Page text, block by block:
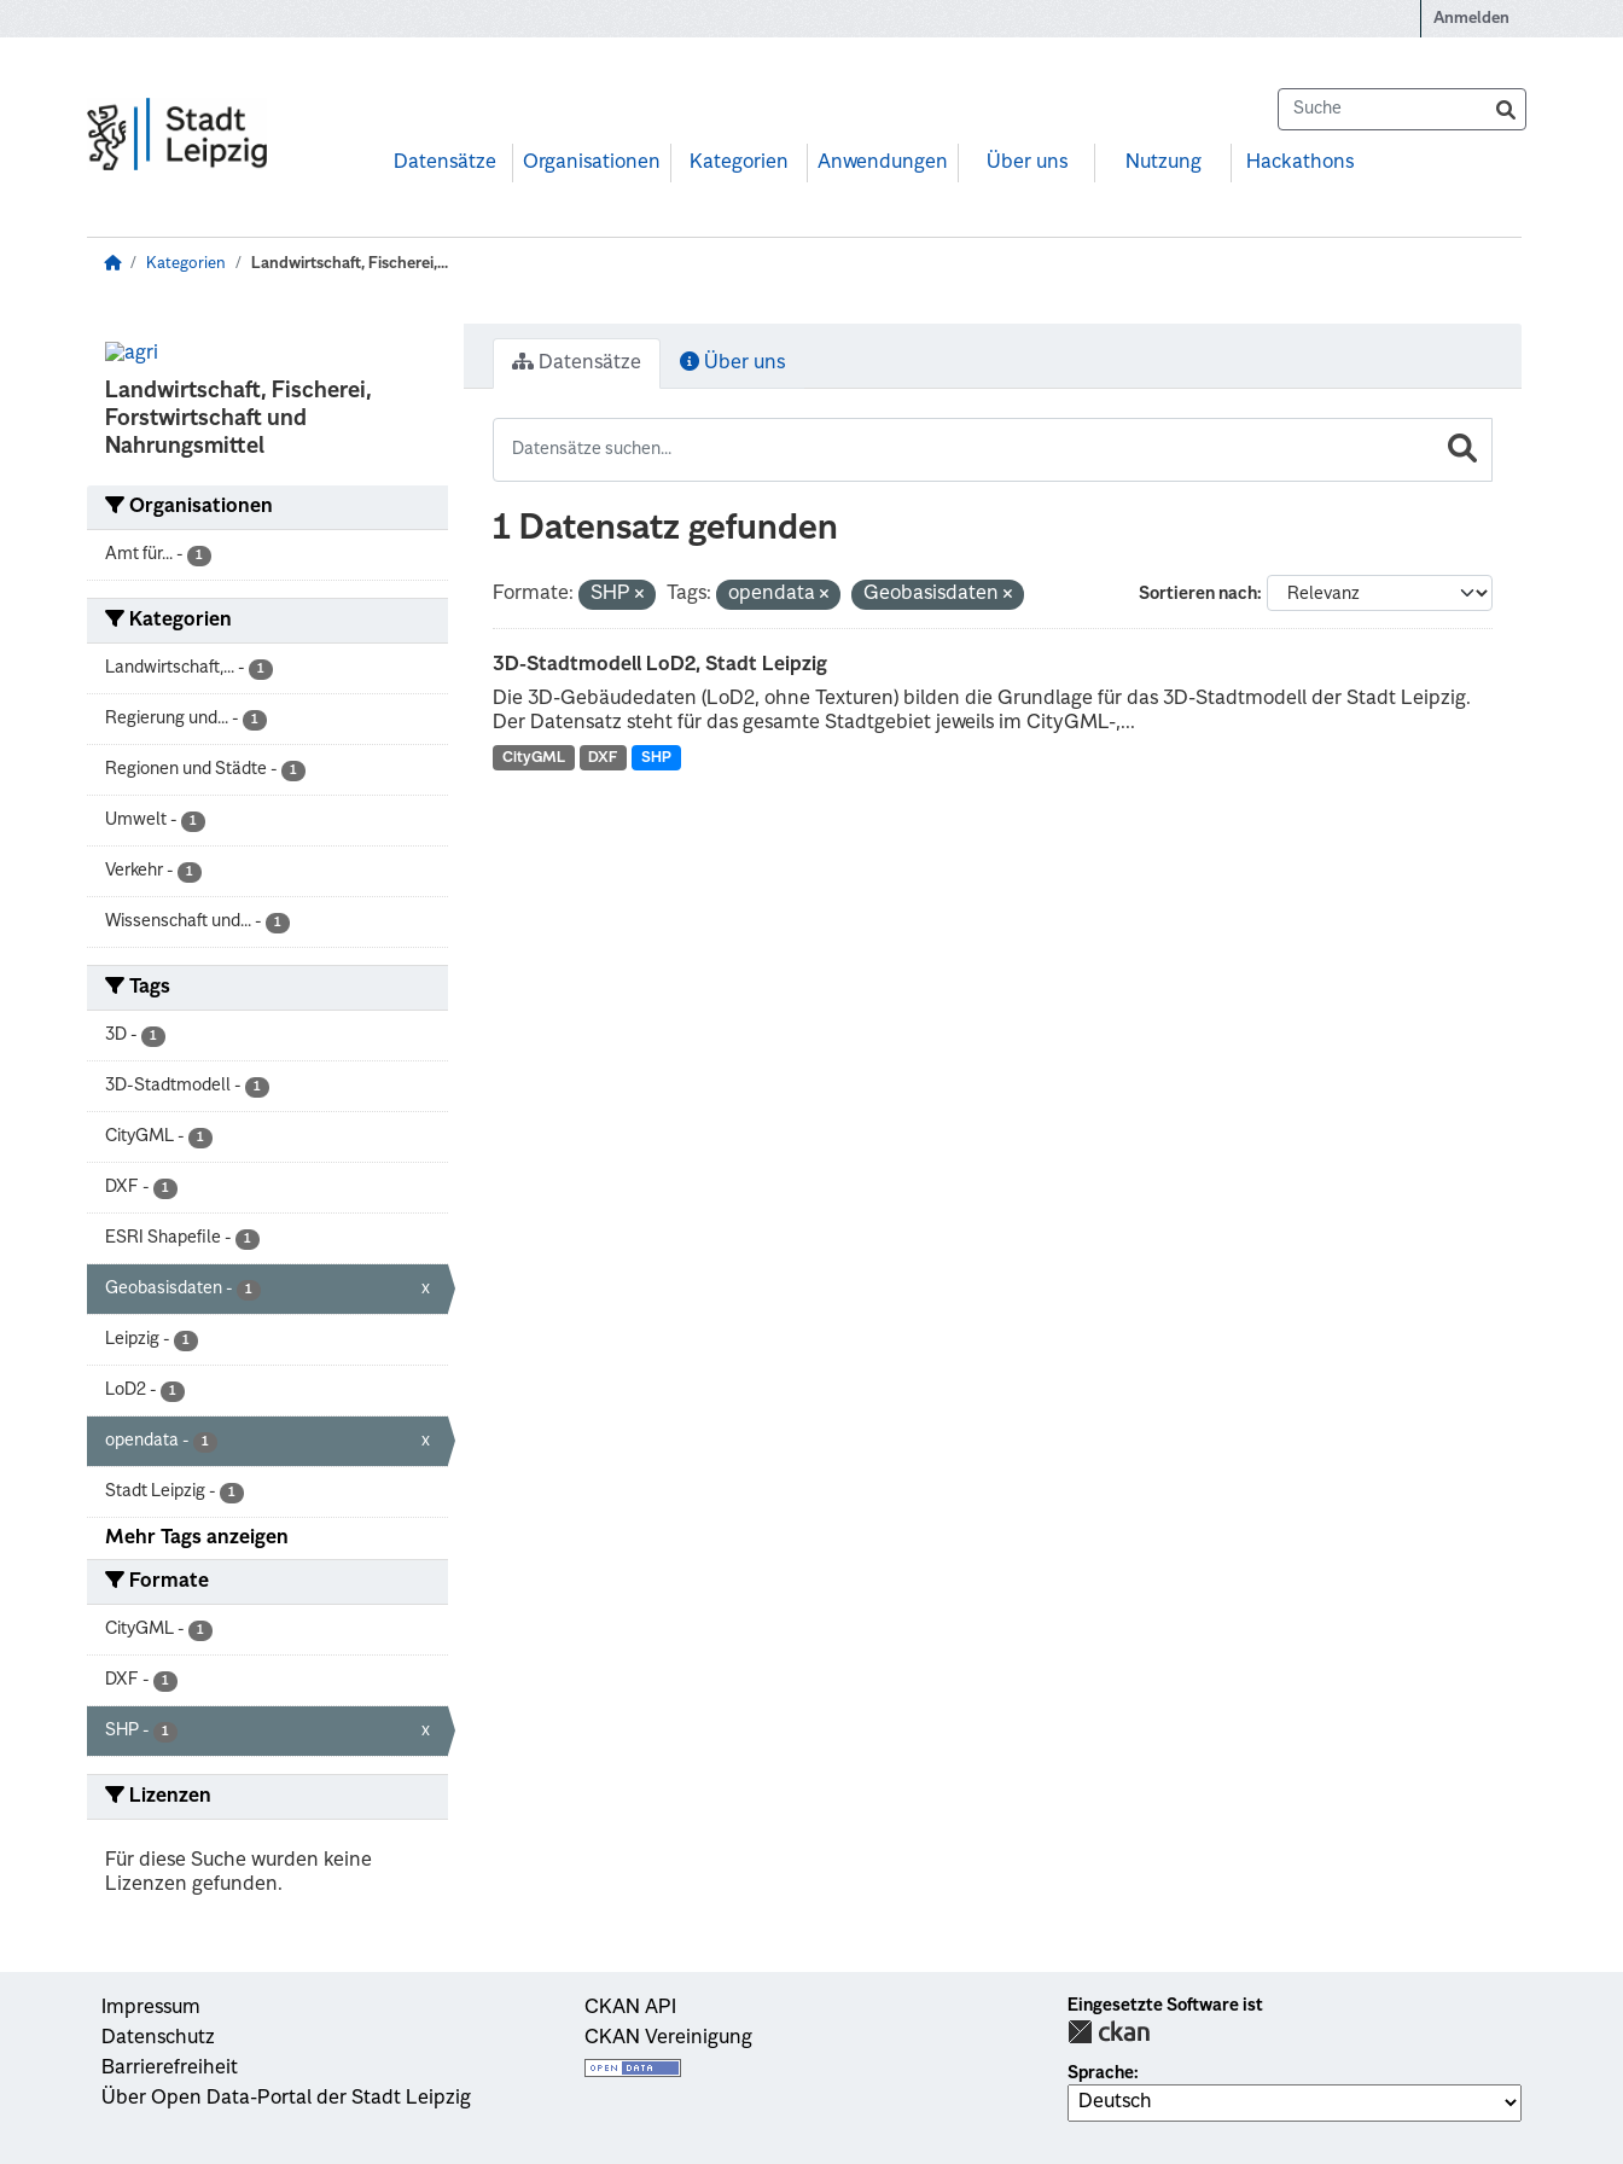
Anmelden
Datensätze Organisationen Kategorien Anwendungen Über uns Nutzung Hackathons
Kategorien Landwirtschaft, Fischerei,...
Landwirtschaft, Fischerei,
Forstwirtschaft und
Nahrungsmittel
Organisationen
Amt für... - 1
Kategorien
Landwirtschaft,... - 1
Regierung und... - 1
Regionen und Städte - 1
Umwelt - 1
Verkehr - 1
Wissenschaft und... - 1
Tags
3D - 1
3D-Stadtmodell - 1
CityGML - 1
DXF - 1
ESRI Shapefile - 1
Geobasisdaten - 1 x
Leipzig - 1
LoD2 - 1
opendata - 1 x
Stadt Leipzig - 1
Mehr Tags anzeigen
Formate
CityGML - 1
DXF - 1
SHP - 1 x
Lizenzen
Für diese Suche wurden keine
Lizenzen gefunden.
Datensätze Über uns
1 Datensatz gefunden
Sortieren nach
Formate: SHP Tags: opendata Geobasisdaten
3D-Stadtmodell LoD2, Stadt Leipzig
Die 3D-Gebäudedaten (LoD2, ohne Texturen) bilden die Grundlage für das 3D-Stadtmodell der Stadt Leipzig.
Der Datensatz steht für das gesamte Stadtgebiet jeweils im CityGML-,...
CityGML DXF SHP
Impressum
Datenschutz
Barrierefreiheit
Über Open Data-Portal der Stadt Leipzig
CKAN API
CKAN Vereinigung
Eingesetzte Software ist
Sprache